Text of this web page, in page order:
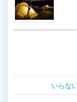
いらな